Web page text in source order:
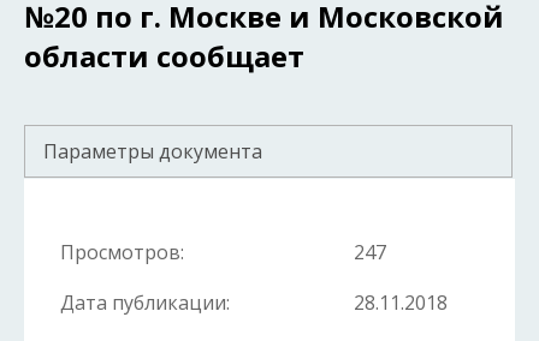
№20 по г. Москве и Московской
области сообщает
Параметры документа
Просмотров:
247
Дата публикации:
28.11.2018